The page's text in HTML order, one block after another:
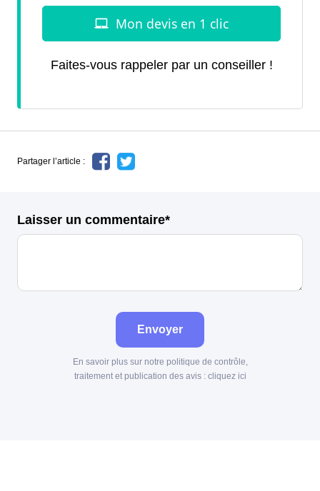
Faites-vous rappeler par un conseiller !
Partager l’article :
Laisser un commentaire*
Envoyer
En savoir plus sur notre politique de contrôle,
traitement et publication des avis : cliquez ici